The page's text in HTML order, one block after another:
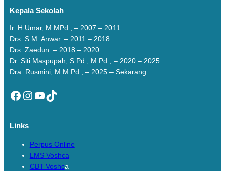
Kepala Sekolah
Ir. H.Umar, M.MPd., – 2007 – 2011
Drs. S.M. Anwar. – 2011 – 2018
Drs. Zaedun. – 2018 – 2020
Dr. Siti Maspupah, S.Pd., M.Pd., – 2020 – 2025
Dra. Rusmini, M.M.Pd., – 2025 – Sekarang
Facebook Instagram YouTube TikTok
Links
Perpus Online
LMS Voshca
CBT Voshca